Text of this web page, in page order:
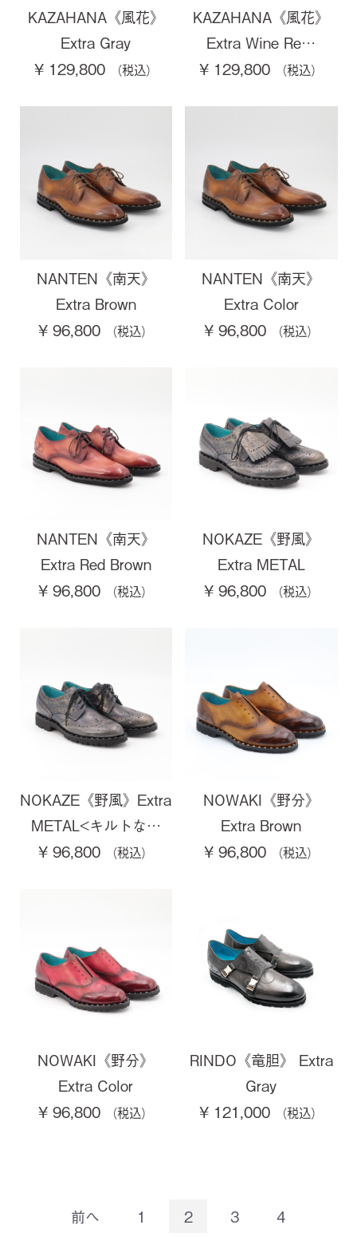
KAZAHANA《風花》
Extra Gray
¥ 129,800
KAZAHANA《風花》
Extra Wine Re…
¥ 129,800
NANTEN《南天》
Extra Brown
¥ 96,800
NANTEN《南天》
Extra Color
¥ 96,800
NANTEN《南天》
Extra Red Brown
¥ 96,800
NOKAZE《野風》
Extra METAL
¥ 96,800
NOKAZE《野風》Extra
METAL<キルトな…
¥ 96,800
NOWAKI《野分》
Extra Brown
¥ 96,800
NOWAKI《野分》
Extra Color
¥ 96,800
RINDO《竜胆》 Extra
Gray
¥ 121,000
前へ 1 2 3
4